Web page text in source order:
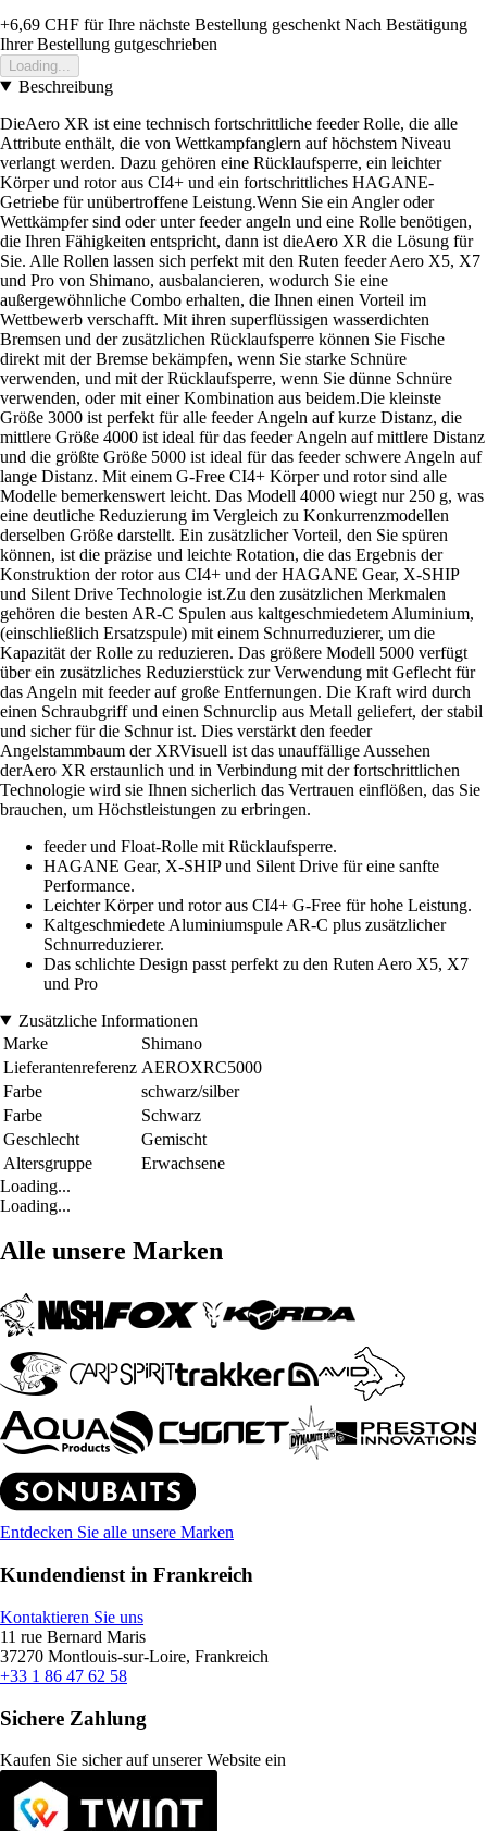
+6,69 CHF für Ihre nächste Bestellung geschenkt Nach Bestätigung
Ihrer Bestellung gutgeschrieben
Loading...
Beschreibung
DieAero XR ist eine technisch fortschrittliche feeder Rolle, die alle
Attribute enthält, die von Wettkampfanglern auf höchstem Niveau
verlangt werden. Dazu gehören eine Rücklaufsperre, ein leichter
Körper und rotor aus CI4+ und ein fortschrittliches HAGANE-
Getriebe für unübertroffene Leistung.Wenn Sie ein Angler oder
Wettkämpfer sind oder unter feeder angeln und eine Rolle benötigen,
die Ihren Fähigkeiten entspricht, dann ist dieAero XR die Lösung für
Sie. Alle Rollen lassen sich perfekt mit den Ruten feeder Aero X5, X7
und Pro von Shimano, ausbalancieren, wodurch Sie eine
außergewöhnliche Combo erhalten, die Ihnen einen Vorteil im
Wettbewerb verschafft. Mit ihren superflüssigen wasserdichten
Bremsen und der zusätzlichen Rücklaufsperre können Sie Fische
direkt mit der Bremse bekämpfen, wenn Sie starke Schnüre
verwenden, und mit der Rücklaufsperre, wenn Sie dünne Schnüre
verwenden, oder mit einer Kombination aus beidem.Die kleinste
Größe 3000 ist perfekt für alle feeder Angeln auf kurze Distanz, die
mittlere Größe 4000 ist ideal für das feeder Angeln auf mittlere Distanz
und die größte Größe 5000 ist ideal für das feeder schwere Angeln auf
lange Distanz. Mit einem G-Free CI4+ Körper und rotor sind alle
Modelle bemerkenswert leicht. Das Modell 4000 wiegt nur 250 g, was
eine deutliche Reduzierung im Vergleich zu Konkurrenzmodellen
derselben Größe darstellt. Ein zusätzlicher Vorteil, den Sie spüren
können, ist die präzise und leichte Rotation, die das Ergebnis der
Konstruktion der rotor aus CI4+ und der HAGANE Gear, X-SHIP
und Silent Drive Technologie ist.Zu den zusätzlichen Merkmalen
gehören die besten AR-C Spulen aus kaltgeschmiedetem Aluminium,
(einschließlich Ersatzspule) mit einem Schnurreduzierer, um die
Kapazität der Rolle zu reduzieren. Das größere Modell 5000 verfügt
über ein zusätzliches Reduzierstück zur Verwendung mit Geflecht für
das Angeln mit feeder auf große Entfernungen. Die Kraft wird durch
einen Schraubgriff und einen Schnurclip aus Metall geliefert, der stabil
und sicher für die Schnur ist. Dies verstärkt den feeder
Angelstammbaum der XRVisuell ist das unauffällige Aussehen
derAero XR erstaunlich und in Verbindung mit der fortschrittlichen
Technologie wird sie Ihnen sicherlich das Vertrauen einflößen, das Sie
brauchen, um Höchstleistungen zu erbringen.
feeder und Float-Rolle mit Rücklaufsperre.
HAGANE Gear, X-SHIP und Silent Drive für eine sanfte
Performance.
Leichter Körper und rotor aus CI4+ G-Free für hohe Leistung.
Kaltgeschmiedete Aluminiumspule AR-C plus zusätzlicher
Schnurreduzierer.
Das schlichte Design passt perfekt zu den Ruten Aero X5, X7
und Pro
Zusätzliche Informationen
Marke
Shimano
Lieferantenreferenz AEROXRC5000
Farbe
schwarz/silber
Farbe
Schwarz
Geschlecht
Gemischt
Altersgruppe
Erwachsene
Loading...
Loading...
Alle unsere Marken
Entdecken Sie alle unsere Marken
Kundendienst in Frankreich
Kontaktieren Sie uns
11 rue Bernard Maris
37270 Montlouis-sur-Loire, Frankreich
+33 1 86 47 62 58
Sichere Zahlung
Kaufen Sie sicher auf unserer Website ein